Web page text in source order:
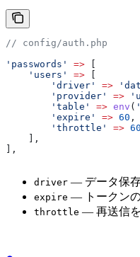
// config/auth.php
'passwords'
=> [
    'users'
=> [
        'driver'
=>
        'provider'
=>
        'table'
=> env (
        'expire'
=> 60 ,
        'throttle'
=> 60
    ],
],
driver — データ保
expire — トークン
throttle — 再送信